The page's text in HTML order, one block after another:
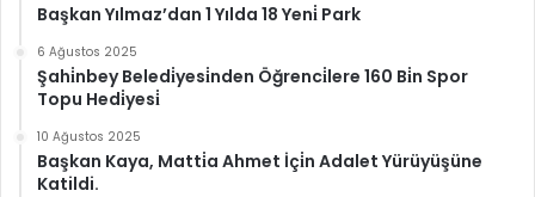
Başkan Yılmaz’dan 1 Yılda 18 Yeni̇ Park
6 Ağustos 2025
Şahi̇nbey Beledi̇yesi̇nden Öğrenci̇lere 160 Bi̇n Spor
Topu Hedi̇yesi̇
10 Ağustos 2025
Başkan Kaya, Matti̇a Ahmet İçi̇n Adalet Yürüyüşüne
Katildi.